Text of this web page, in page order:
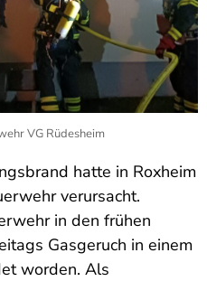
VG Rüdesheim
hatte in Roxheim
verursacht.
in den frühen
Gasgeruch in einem
worden. Als